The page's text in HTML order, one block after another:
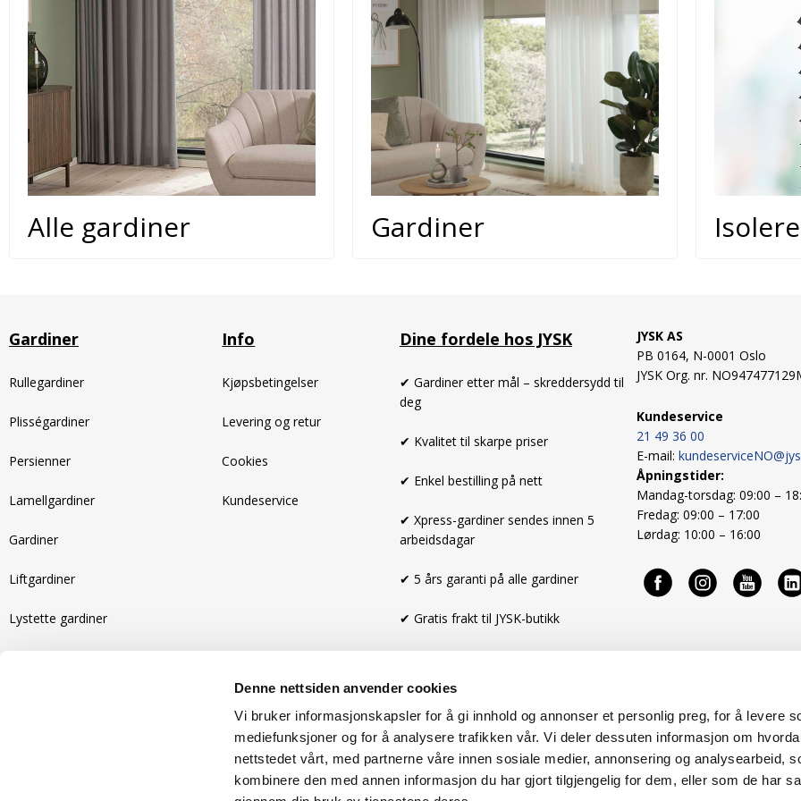
Denne nettsiden anvender cookies
Vi bruker informasjonskapsler for å gi innhold og annonser et personlig preg, for å levere
mediefunksjoner og for å analysere trafikken vår. Vi deler dessuten informasjon om
nettstedet vårt, med partnerne våre innen sosiale medier, annonsering og analysearbeid,
kombinere den med annen informasjon du har gjort tilgjengelig for dem, eller som de har
Alle gardiner Gardiner
Gardiner
Rullegardiner
Plisségardiner
Persienner
Lamellgardiner
Gardiner
Liftgardiner
Lystette gardiner
Info
Kjøpsbetingelser
Levering og retur
Cookies
Kundeservice
Dine fordele hos JYSK
✔ Gardiner etter mål – skreddersydd til
deg
✔ Kvalitet til skarpe priser
✔ Enkel bestilling på nett
✔ Xpress-gardiner sendes innen 5
arbeidsdagar
✔ 5 års garanti på alle gardiner
✔ Gratis frakt til JYSK-butikk
JYSK AS
PB 0164, N-0001 Oslo
JYSK Org. nr.
Kundeservice
21 49 36 00
E-mail:
Åpningstider:
Mandag-torsdag: 09:00 –
Fredag: 09:00 – 17:00
Lørdag: 10:00 – 16:00